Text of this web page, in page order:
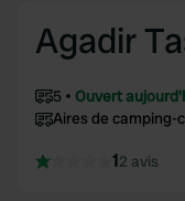
Agadir
5
Ouvert
Aires de camping-
12 avis